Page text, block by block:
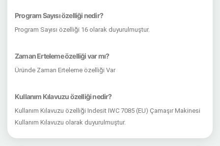
Program Sayısı özelliği nedir?
Program Sayısı özelliği 16 olarak duyurulmuştur.
Zaman Erteleme özelliği var mı?
Üründe Zaman Erteleme özelliği Var
Kullanım Kılavuzu özelliği nedir?
Kullanım Kılavuzu özelliği Indesit IWC 7085 (EU) Çamaşır Makinesi
Kullanım Kılavuzu olarak duyurulmuştur.